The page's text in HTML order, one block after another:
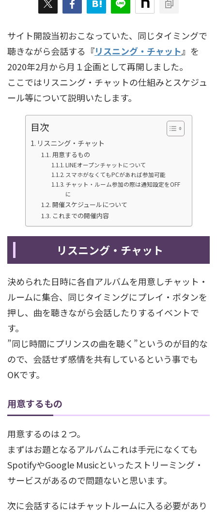
サイト開設当初おこなっていた、同じタイミングで
聴きながら会話する 『リスニング・チャット』 を
2020年2月から月１企画として再開しました。
ここではリスニング・チャットの仕組みとスケジュ
ール等について説明いたします。
目次
リスニング・チャット
用意するもの
LINEオープンチャットについて
スマホがなくてもPCがあれば参加可能
チャット・ルーム参加の際は通知設定をOFF
に
開催スケジュールについて
これまでの開催内容
リスニング・チャット
決められた日時に各自アルバムを用意しチャット・
ルームに集合、同じタイミングにプレイ・ボタンを
押し、曲を聴きながら会話したりするイベントで
す。
”同じ時間にプリンスの曲を聴く”というのが目的な
ので、会話せず感情を共有しているという事でも
OKです。
用意するもの
用意するのは２つ。
まずはお題となるアルバムこれは手元になくても
SpotifyやGoogle Musicといったストリーミング・
サービスがあるので問題ないと思います。
次に会話するにはチャットルームに入る必要があり